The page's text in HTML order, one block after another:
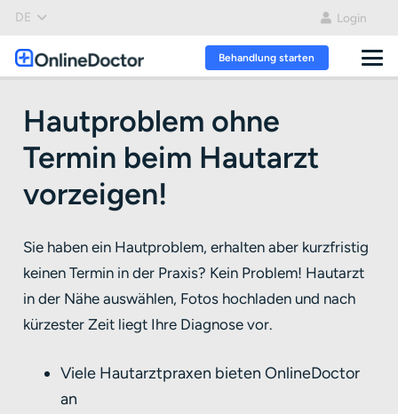
DE Login
Behandlung starten
Hautproblem ohne
Termin beim Hautarzt
vorzeigen!
Sie haben ein Hautproblem, erhalten aber kurzfristig
keinen Termin in der Praxis? Kein Problem! Hautarzt
in der Nähe auswählen, Fotos hochladen und nach
kürzester Zeit liegt Ihre Diagnose vor.
Viele Hautarztpraxen bieten OnlineDoctor
an